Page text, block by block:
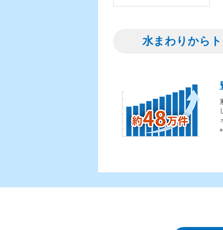
水まわりから